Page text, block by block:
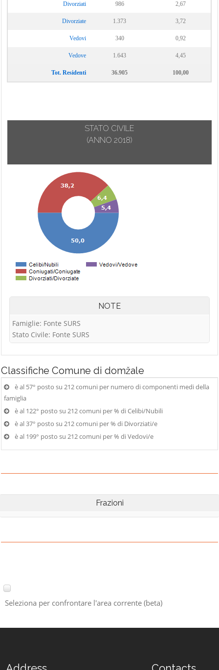
Divorziati 986 2,67
Divorziate 1.373 3,72
Vedovi 340 0,92
Vedove 1.643 4,45
Tot. Residenti 36.905 100,00
STATO CIVILE
(ANNO 2018)
NOTE
Famiglie: Fonte SURS
Stato Civile: Fonte SURS
Classifiche Comune di domžale
è al 57° posto su 212 comuni per numero di componenti medi della
famiglia
è al 122° posto su 212 comuni per % di Celibi/Nubili
è al 37° posto su 212 comuni per % di Divorziati/e
è al 199° posto su 212 comuni per % di Vedovi/e
Frazioni
Seleziona per confrontare l'area corrente (beta)